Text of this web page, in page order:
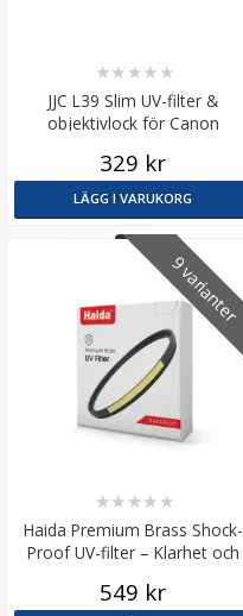
JJC L39 Slim UV-filter &
objektivlock för Canon
★★ ★★ ★
329 kr
LÄGG I VARUKORG
9 varianter
Haida Premium Brass Shock-
Proof UV-filter – Klarhet och
★★ ★★ ★
549 kr